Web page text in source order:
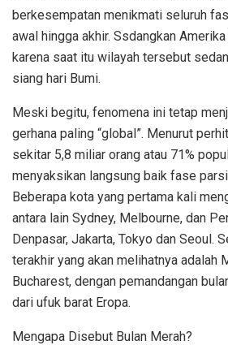
berkesempatan menikmati seluruh
awal hingga akhir. Ssdangkan
karena saat itu wilayah tersebut
siang hari Bumi.
Meski begitu, fenomena ini tetap
gerhana paling “global”. Menurut
sekitar 5,8 miliar orang atau 71%
menyaksikan langsung baik fase
Beberapa kota yang pertama kali
antara lain Sydney, Melbourne, dan
Denpasar, Jakarta, Tokyo dan Seoul.
terakhir yang akan melihatnya adalah
Bucharest, dengan pemandangan
dari ufuk barat Eropa.
Mengapa Disebut Bulan Merah?